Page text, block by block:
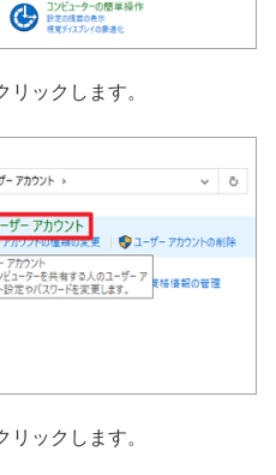
リックします。
リックします。